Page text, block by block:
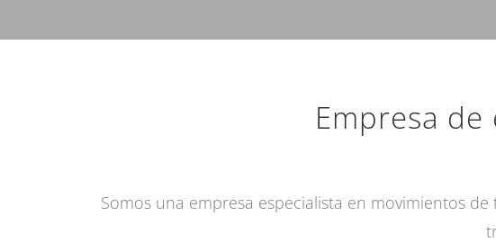
Empresa de
Somos una empresa especialista en movimientos de